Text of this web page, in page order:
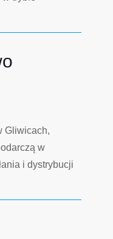
Gliwicach,
w
i dystrybucji